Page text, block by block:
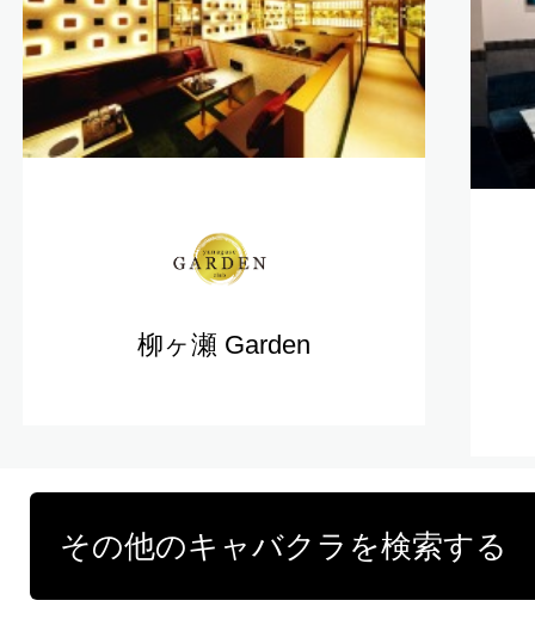
柳ヶ瀬 Garden
その他のキャバクラを検索する